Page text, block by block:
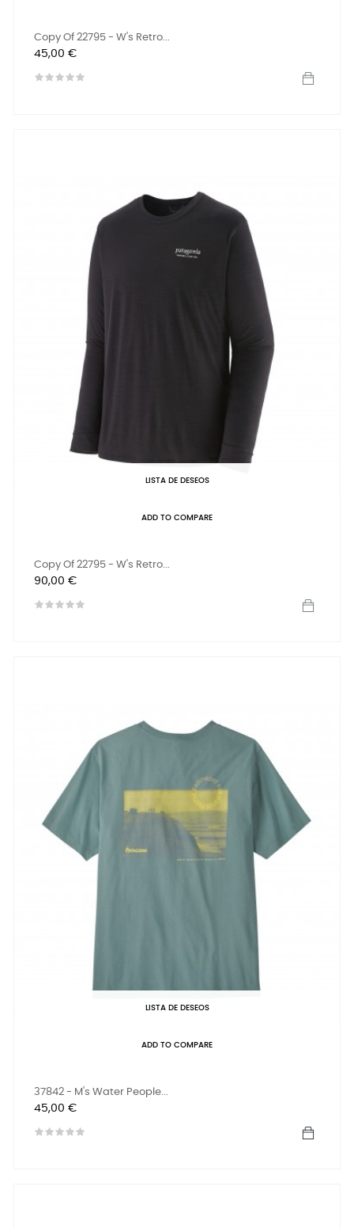
Copy Of 22795 - W's Retro...
Precio
45,00 €
LISTA DE DESEOS
ADD TO COMPARE
Copy Of 22795 - W's Retro...
Precio
90,00 €
LISTA DE DESEOS
ADD TO COMPARE
37842 - M's Water People...
Precio
45,00 €